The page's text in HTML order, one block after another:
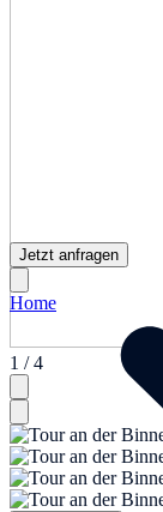
1 / 4
Jetzt anfragen
Home